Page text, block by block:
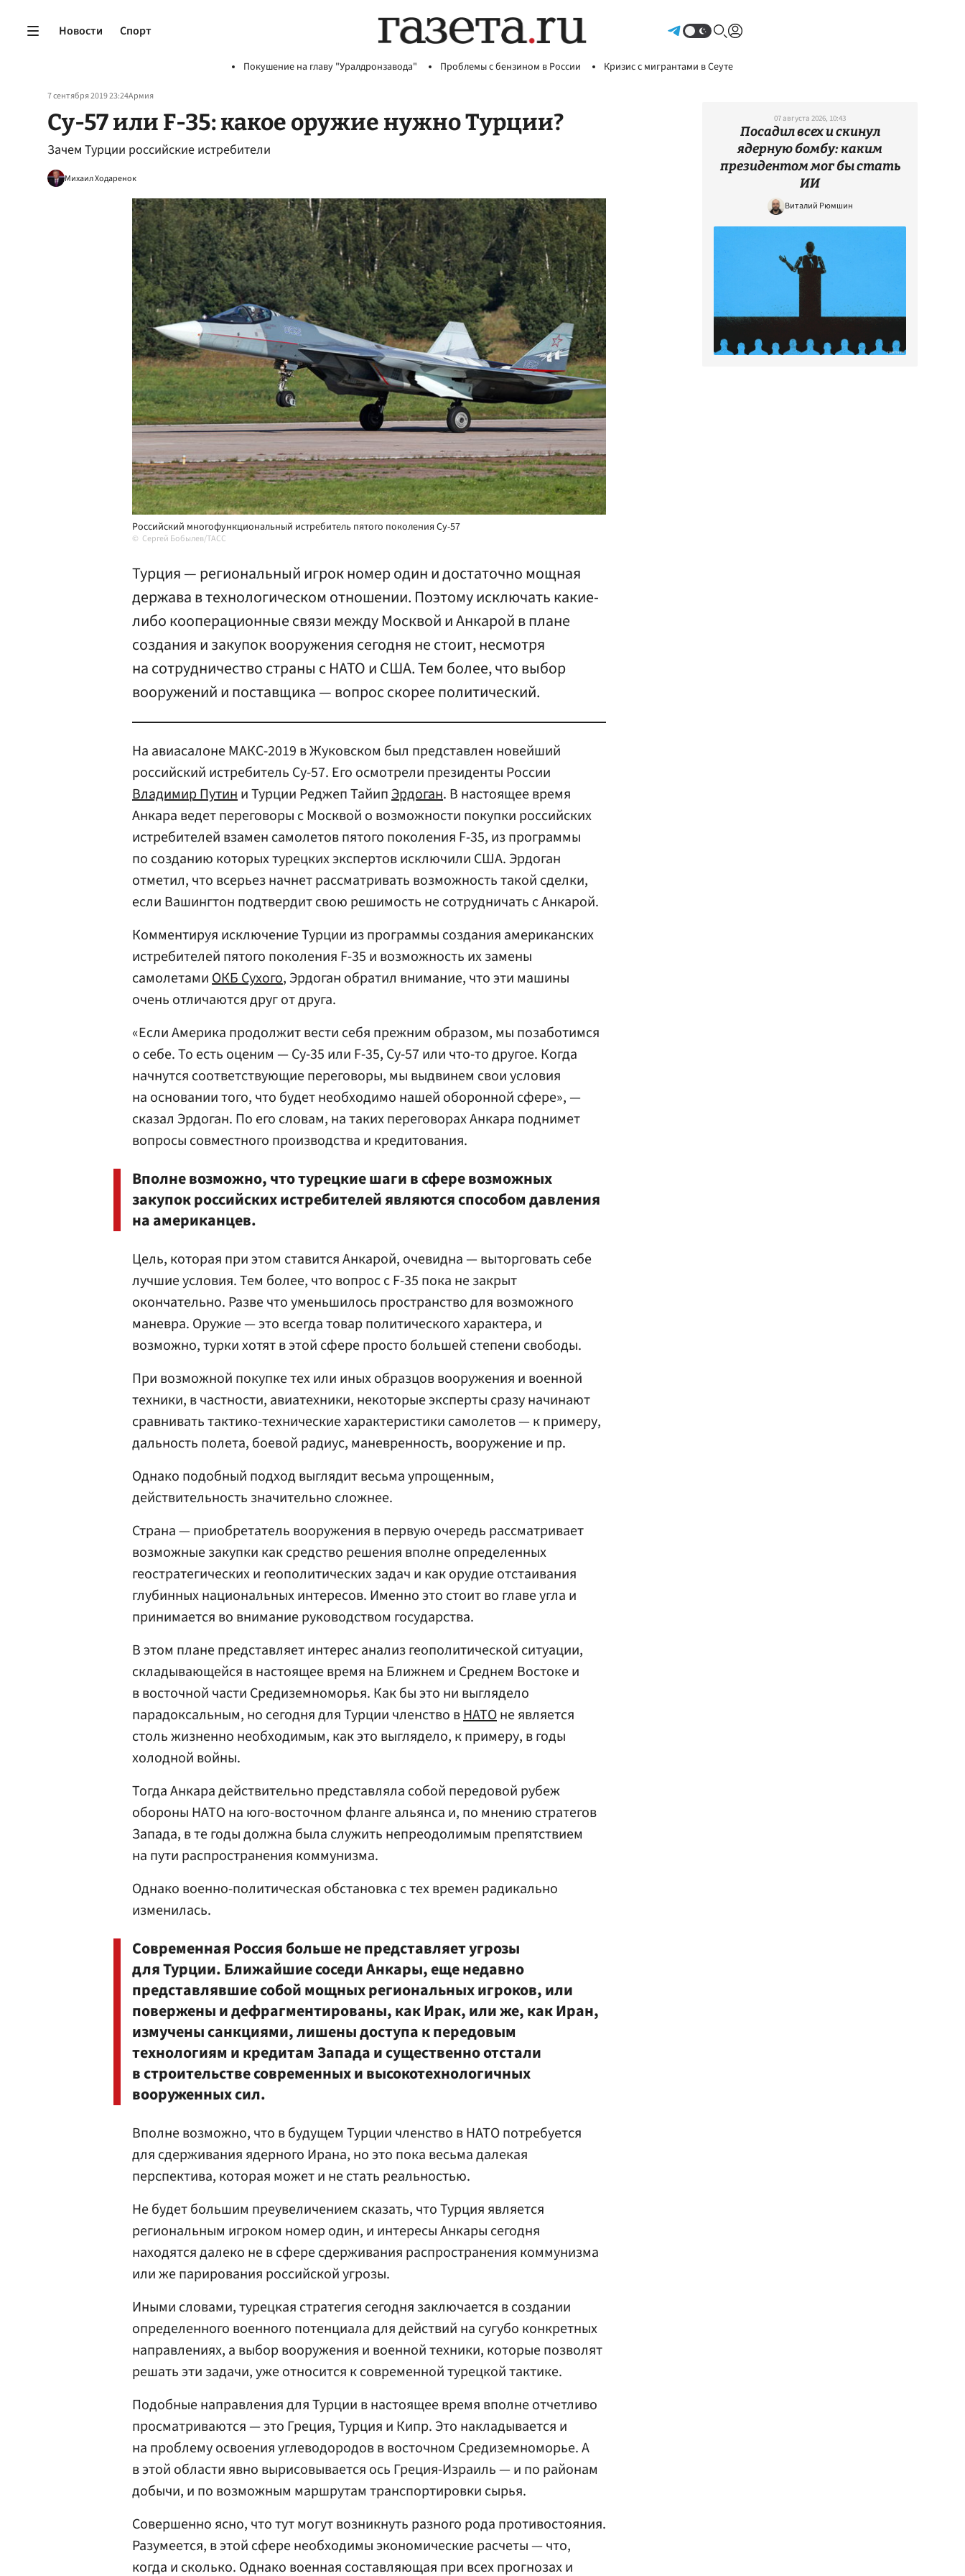
Новости Спорт
Покушение на главу "Уралдронзавода" Проблемы с бензином в России Кризис с мигрантами в Сеуте
7 сентября 2019 23:24Армия
Cу-57 или F-35: какое оружие нужно Турции?
Зачем Турции российские истребители
Михаил Ходаренок
Российский многофункциональный истребитель пятого поколения Су-57
Сергей Бобылев/ТАСС
Турция — региональный игрок номер один и достаточно мощная
держава в технологическом отношении. Поэтому исключать какие-
либо кооперационные связи между Москвой и Анкарой в плане
создания и закупок вооружения сегодня не стоит, несмотря
на сотрудничество страны с НАТО и США. Тем более, что выбор
вооружений и поставщика — вопрос скорее политический.
На авиасалоне МАКС-2019 в Жуковском был представлен новейший
российский истребитель Су-57. Его осмотрели президенты России
Владимир Путини Турции Реджеп ТайипЭрдоган. В настоящее время
Анкара ведет переговоры с Москвой о возможности покупки российских
истребителей взамен самолетов пятого поколения F-35, из программы
по созданию которых турецких экспертов исключили США. Эрдоган
отметил, что всерьез начнет рассматривать возможность такой сделки,
если Вашингтон подтвердит свою решимость не сотрудничать с Анкарой.
Комментируя исключение Турции из программы создания американских
истребителей пятого поколения F-35 и возможность их замены
самолетамиОКБ Сухого, Эрдоган обратил внимание, что эти машины
очень отличаются друг от друга.
«Если Америка продолжит вести себя прежним образом, мы позаботимся
о себе. То есть оценим — Су-35 или F-35, Су-57 или что-то другое. Когда
начнутся соответствующие переговоры, мы выдвинем свои условия
на основании того, что будет необходимо нашей оборонной сфере», —
сказал Эрдоган. По его словам, на таких переговорах Анкара поднимет
вопросы совместного производства и кредитования.
Вполне возможно, что турецкие шаги в сфере возможных
закупок российских истребителей являются способом давления
на американцев.
Цель, которая при этом ставится Анкарой, очевидна — выторговать себе
лучшие условия. Тем более, что вопрос с F-35 пока не закрыт
окончательно. Разве что уменьшилось пространство для возможного
маневра. Оружие — это всегда товар политического характера, и
возможно, турки хотят в этой сфере просто большей степени свободы.
При возможной покупке тех или иных образцов вооружения и военной
техники, в частности, авиатехники, некоторые эксперты сразу начинают
сравнивать тактико-технические характеристики самолетов — к примеру,
дальность полета, боевой радиус, маневренность, вооружение и пр.
Однако подобный подход выглядит весьма упрощенным,
действительность значительно сложнее.
Страна — приобретатель вооружения в первую очередь рассматривает
возможные закупки как средство решения вполне определенных
геостратегических и геополитических задач и как орудие отстаивания
глубинных национальных интересов. Именно это стоит во главе угла и
принимается во внимание руководством государства.
В этом плане представляет интерес анализ геополитической ситуации,
складывающейся в настоящее время на Ближнем и Среднем Востоке и
в восточной части Средиземноморья. Как бы это ни выглядело
парадоксальным, но сегодня для Турции членство вНАТОне является
столь жизненно необходимым, как это выглядело, к примеру, в годы
холодной войны.
Тогда Анкара действительно представляла собой передовой рубеж
обороны НАТО на юго-восточном фланге альянса и, по мнению стратегов
Запада, в те годы должна была служить непреодолимым препятствием
на пути распространения коммунизма.
Однако военно-политическая обстановка с тех времен радикально
изменилась.
Современная Россия больше не представляет угрозы
для Турции. Ближайшие соседи Анкары, еще недавно
представлявшие собой мощных региональных игроков, или
повержены и дефрагментированы, как Ирак, или же, как Иран,
измучены санкциями, лишены доступа к передовым
технологиям и кредитам Запада и существенно отстали
в строительстве современных и высокотехнологичных
вооруженных сил.
Вполне возможно, что в будущем Турции членство в НАТО потребуется
для сдерживания ядерного Ирана, но это пока весьма далекая
перспектива, которая может и не стать реальностью.
Не будет большим преувеличением сказать, что Турция является
региональным игроком номер один, и интересы Анкары сегодня
находятся далеко не в сфере сдерживания распространения коммунизма
или же парирования российской угрозы.
Иными словами, турецкая стратегия сегодня заключается в создании
определенного военного потенциала для действий на сугубо конкретных
направлениях, а выбор вооружения и военной техники, которые позволят
решать эти задачи, уже относится к современной турецкой тактике.
Подобные направления для Турции в настоящее время вполне отчетливо
просматриваются — это Греция, Турция и Кипр. Это накладывается и
на проблему освоения углеводородов в восточном Средиземноморье. А
в этой области явно вырисовывается ось Греция-Израиль — и по районам
добычи, и по возможным маршрутам транспортировки сырья.
Совершенно ясно, что тут могут возникнуть разного рода противостояния.
Разумеется, в этой сфере необходимы экономические расчеты — что,
когда и сколько. Однако военная составляющая при всех прогнозах и
07 августа 2026, 10:43
Посадил всех и скинул
ядерную бомбу: каким
президентом мог бы стать
ИИ
Виталий Рюмшин